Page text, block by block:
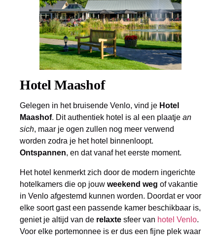
Hotel Maashof
Gelegen in het bruisende Venlo, vind je Hotel
Maashof. Dit authentiek hotel is al een plaatje an
sich, maar je ogen zullen nog meer verwend
worden zodra je het hotel binnenloopt.
Ontspannen, en dat vanaf het eerste moment.
Het hotel kenmerkt zich door de modern ingerichte
hotelkamers die op jouw weekend weg of vakantie
in Venlo afgestemd kunnen worden. Doordat er voor
elke soort gast een passende kamer beschikbaar is,
geniet je altijd van de relaxte sfeer van hotel Venlo.
Voor elke portemonnee is er dus een fijne plek waar